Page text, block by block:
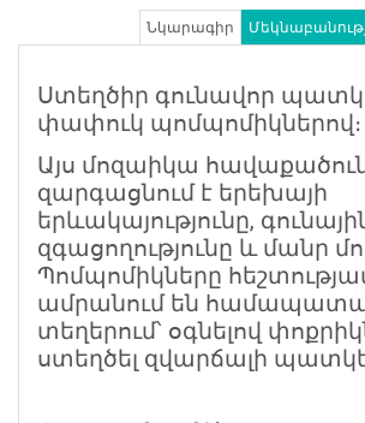
Նկարագիր
Ստեղծիր գունավոր
փափուկ պոմպոմիկներով։
Այս մոզաիկա
զարգացնում է երեխայի
երևակայությունը,
զգացողությունը և մանր
Պոմպոմիկները
ամրանում են
տեղերում՝ օգնելով
ստեղծել զվարճալի